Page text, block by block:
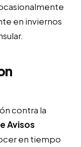
en inviernos
contra la
Avisos
en tiempo